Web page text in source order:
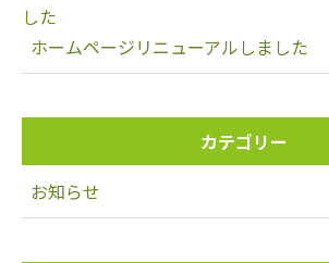
した
ホームページリニューアルしました
カテゴリー
お知らせ